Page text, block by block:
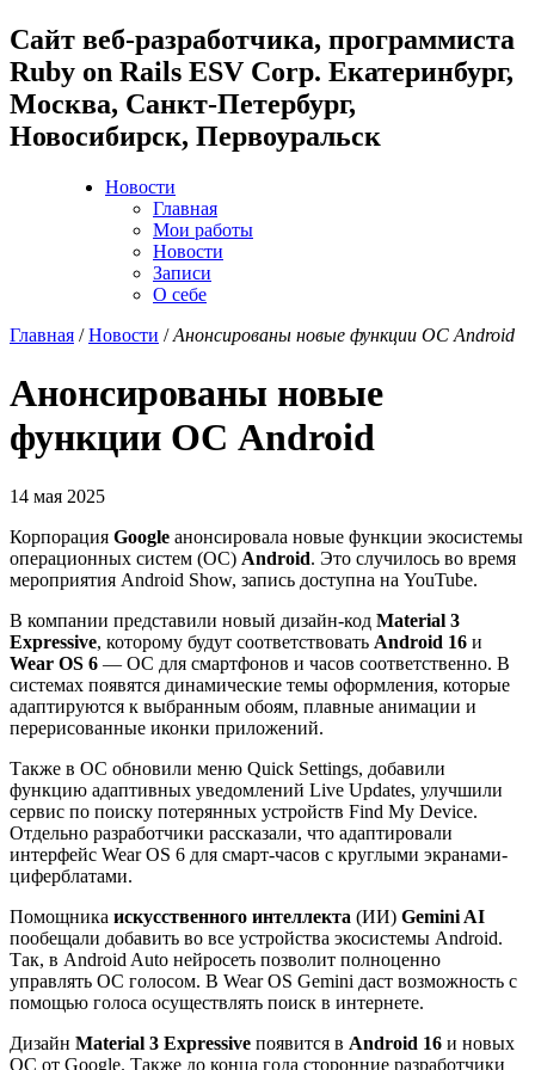
Cайт веб-разработчика, программиста
Ruby on Rails ESV Corp. Екатеринбург,
Москва, Санкт-Петербург,
Новосибирск, Первоуральск
Новости
Главная
Мои работы
Новости
Записи
О себе
Главная /Новости /Анонсированы новые функции ОС Android
Анонсированы новые
функции ОС Android
14 мая 2025
Корпорация Google анонсировала новые функции экосистемы
операционных систем (ОС) Android. Это случилось во время
мероприятия Android Show, запись доступна на YouTube.
В компании представили новый дизайн-код Material 3
Expressive, которому будут соответствовать Android 16 и
Wear OS 6 — ОС для смартфонов и часов соответственно. В
системах появятся динамические темы оформления, которые
адаптируются к выбранным обоям, плавные анимации и
перерисованные иконки приложений.
Также в ОС обновили меню Quick Settings, добавили
функцию адаптивных уведомлений Live Updates, улучшили
сервис по поиску потерянных устройств Find My Device.
Отдельно разработчики рассказали, что адаптировали
интерфейс Wear OS 6 для смарт-часов с круглыми экранами-
циферблатами.
Помощника искусственного интеллекта (ИИ) Gemini AI
пообещали добавить во все устройства экосистемы Android.
Так, в Android Auto нейросеть позволит полноценно
управлять ОС голосом. В Wear OS Gemini даст возможность с
помощью голоса осуществлять поиск в интернете.
Дизайн Material 3 Expressive появится в Android 16 и новых
ОС от Google. Также до конца года сторонние разработчики